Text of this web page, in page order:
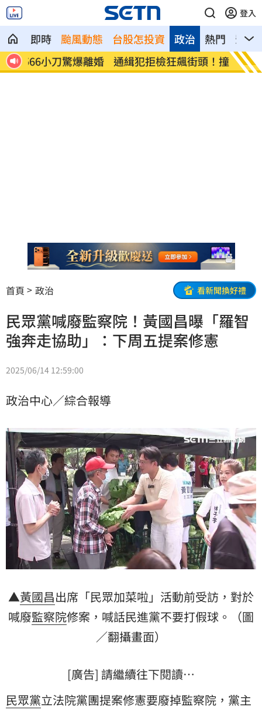
登入
即時 颱風動態 台股怎投資 熱門 影音
政治
婚
通緝犯拒檢狂飆街頭！撞斷平交道柵欄逃
亡
誰在
光
首頁 政治 看新聞換好禮
民眾黨喊廢監察院！黃國昌曝「羅智
強奔走協助」：下周五提案修憲
2025/06/14 12:59:00
政治中心／綜合報導
▲黃國昌出席「民眾加菜啦」活動前受訪，對於
喊廢監察院修案，喊話民進黨不要打假球。（圖
／翻攝畫面）
[廣告] 請繼續往下閱讀…
民眾黨立法院黨團提案修憲要廢掉監察院，黨主